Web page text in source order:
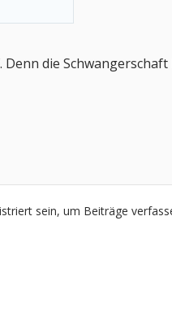
Denn die
sein, um Beiträge